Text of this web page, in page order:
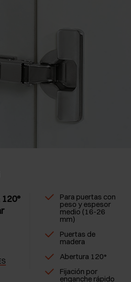
Para puertas con
peso y espesor
medio (16-26
mm)
Puertas de
madera
Abertura 120°
Fijación por
enganche rápido